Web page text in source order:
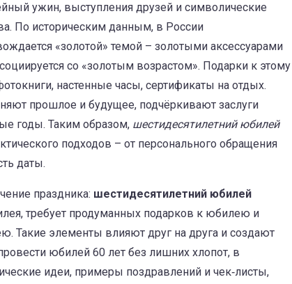
ужин, выступления друзей и символические
По историческим данным, в России
«золотой» темой – золотыми аксессуарами
со «золотым возрастом». Подарки к этому
настенные часы, сертификаты на отдых.
прошлое и будущее, подчёркивают заслуги
годы. Таким образом, шестидесятилетний юбилей
подходов – от персонального обращения
даты.
праздника: шестидесятилетний юбилей
, требует продуманных подарков к юбилею и
. Такие элементы влияют друг на друга и создают
юбилей 60 лет без лишних хлопот, в
идеи, примеры поздравлений и чек‑листы,